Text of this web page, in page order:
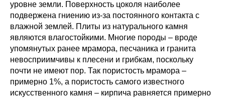
уровне земли. Поверхность цоколя наиболее
подвержена гниению из-за постоянного контакта с
влажной землей. Плиты из натурального камня
являются влагостойкими. Многие породы – вроде
упомянутых ранее мрамора, песчаника и гранита
невосприимчивы к плесени и грибкам, поскольку
почти не имеют пор. Так пористость мрамора –
примерно 1%, а пористость самого известного
искусственного камня – кирпича равняется примерно